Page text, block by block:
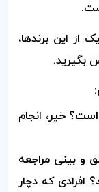
از این برندها،
بگیرید.
است؟ خیر، انجام
و بینی مراجعه
افرادی که دچار